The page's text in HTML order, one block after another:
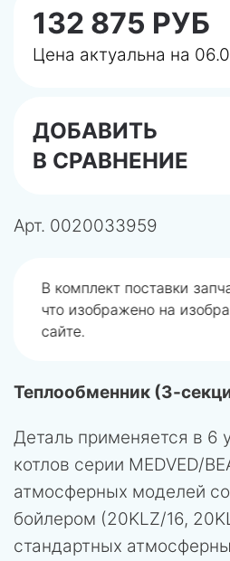
132 875 РУБ
Цена актуальна на
ДОБАВИТЬ
В СРАВНЕНИЕ
Арт. 0020033959
В комплект поставки
что изображено на
сайте.
Теплообменник (3-
Деталь применяется в 6
котлов серии MEDVED/
атмосферных моделей
бойлером (20KLZ/16,
стандартных